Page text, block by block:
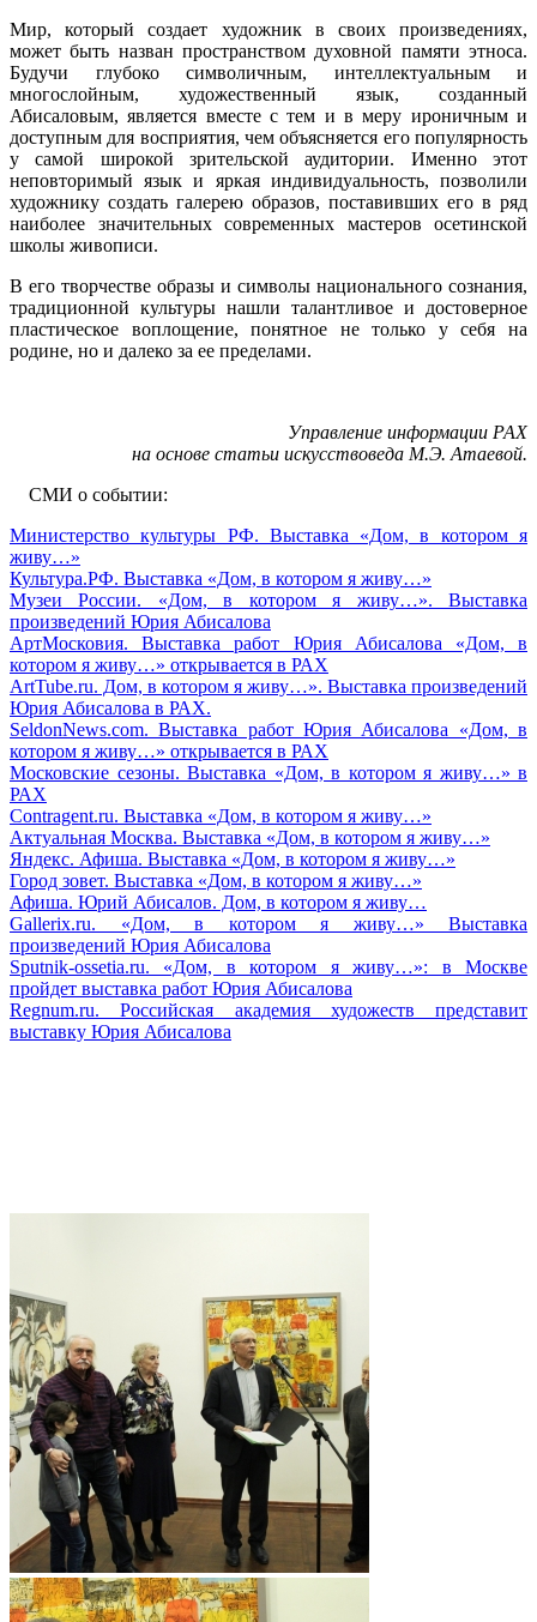
Мир, который создает художник в своих произведениях,
может быть назван пространством духовной памяти этноса.
Будучи глубоко символичным, интеллектуальным и
многослойным, художественный язык, созданный
Абисаловым, является вместе с тем и в меру ироничным и
доступным для восприятия, чем объясняется его популярность
у самой широкой зрительской аудитории. Именно этот
неповторимый язык и яркая индивидуальность, позволили
художнику создать галерею образов, поставивших его в ряд
наиболее значительных современных мастеров осетинской
школы живописи.
В его творчестве образы и символы национального сознания,
традиционной культуры нашли талантливое и достоверное
пластическое воплощение, понятное не только у себя на
родине, но и далеко за ее пределами.
Управление информации РАХ
на основе статьи искусствоведа М.Э. Атаевой.
СМИ о событии:
Министерство культуры РФ. Выставка «Дом, в котором я
живу…»
Культура.РФ. Выставка «Дом, в котором я живу…»
Музеи России. «Дом, в котором я живу…». Выставка
произведений Юрия Абисалова
АртМосковия. Выставка работ Юрия Абисалова «Дом, в
котором я живу…» открывается в РАХ
ArtTube.ru. Дом, в котором я живу…». Выставка произведений
Юрия Абисалова в РАХ.
SeldonNews.com. Выставка работ Юрия Абисалова «Дом, в
котором я живу…» открывается в РАХ
Московские сезоны. Выставка «Дом, в котором я живу…» в
РАХ
Contragent.ru. Выставка «Дом, в котором я живу…»
Актуальная Москва. Выставка «Дом, в котором я живу…»
Яндекс. Афиша. Выставка «Дом, в котором я живу…»
Город зовет. Выставка «Дом, в котором я живу…»
Афиша. Юрий Абисалов. Дом, в котором я живу…
Gallerix.ru. «Дом, в котором я живу…» Выставка
произведений Юрия Абисалова
Sputnik-ossetia.ru. «Дом, в котором я живу…»: в Москве
пройдет выставка работ Юрия Абисалова
Regnum.ru. Российская академия художеств представит
выставку Юрия Абисалова